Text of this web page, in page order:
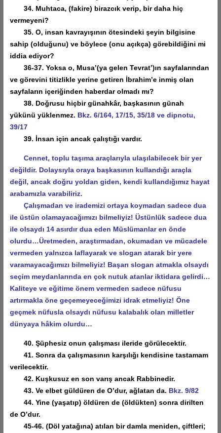
34. Muhtaca, (fakire) birazcık verip, bir daha hiç
vermeyeni?
35. O, insan kavrayışının ötesindeki şeyin bilgisine
sahip (olduğunu) ve böylece (onu açıkça) görebildiğini mi
iddia ediyor?
36-37. Yoksa o, Musa’(ya gelen Tevrat’)ın sayfalarından
ve görevini titizlikle yerine getiren İbrahim’e inmiş olan
sayfaların içeriğinden haberdar olmadı mı?
38. Doğrusu hiçbir günahkâr, başkasının günah
yükünü yüklenmez. Bkz. 6/164, 17/15, 35/18 ve dipnotu,
39/17
39. İnsan için ancak çalıştığı vardır.
Cennet, toplu taşıma araçlarıyla ulaşılabilecek bir yer
değildir. Dolaysıyla oraya başkasının kullandığı araçla
değil, ancak doğru yoldan giden, kendi kullandığımız hayat
arabamızla varabiliriz.
Çalışmadan ve irademizi ortaya koymadan sadece dua
ile üstün olamayacağımızı bilmeliyiz! Üstünlük sadece dua
ile olsaydı 14 asırdır dua eden Müslümanlar en önde
olurdu…Üretmeden, araştırmadan, okumadan ve mücadele
vermeden yalnızca laflayarak ve slogan atarak bir yere
varamayacağımızı bilmeliyiz! Başarı slogan atmakla olsaydı
seçim meydanlarında en çok nutuk atanlar iktidara gelirdi…
Kaliteye ve eğitime önem vermeden sadece nüfusu
artırmakla öne geçemeyeceğimizi idrak etmeliyiz! Öne
geçmek nüfusla olsaydı nüfusu kalabalık olan milletler
dünyaya hâkim olurdu…
40. Şüphesiz onun çalışması ileride görülecektir.
41. Sonra da çalışmasının karşılığı kendisine tastamam
verilecektir.
42. Kuşkusuz en son varış ancak Rabbinedir.
43. Ve elbet güldüren de O’dur, ağlatan da. Bkz. 9/82
44. Yine (yaşatıp) öldüren de (öldükten) sonra dirilten
de O’dur.
45-46. (Döl yatağına) atılan bir damla meniden, çiftleri;